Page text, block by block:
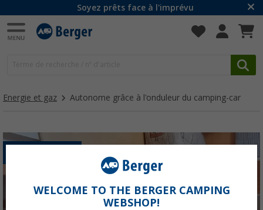
Soyez prêts face à l'imprévu
Energie et gaz Autonome grâce à l'onduleur du camping-car
WELCOME TO THE BERGER CAMPING
WEBSHOP!